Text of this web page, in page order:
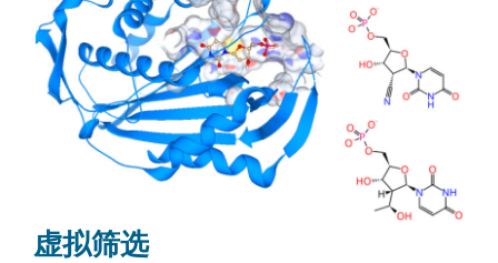
虚拟筛选